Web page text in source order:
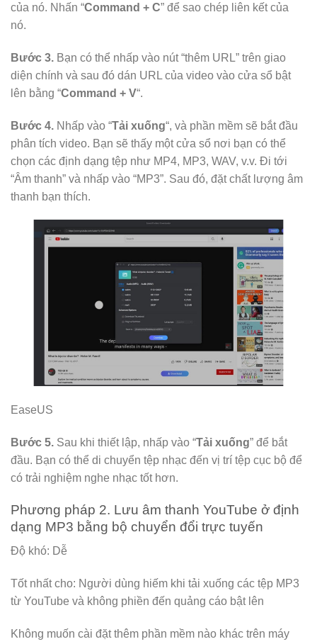
của nó. Nhấn “Command + C” để sao chép liên kết của
nó.
Bước 3. Bạn có thể nhấp vào nút “thêm URL” trên giao
diện chính và sau đó dán URL của video vào cửa sổ bật
lên bằng “Command + V“.
Bước 4. Nhấp vào “Tải xuống“, và phần mềm sẽ bắt đầu
phân tích video. Bạn sẽ thấy một cửa sổ nơi bạn có thể
chọn các định dạng tệp như MP4, MP3, WAV, v.v. Đi tới
“Âm thanh” và nhấp vào “MP3”. Sau đó, đặt chất lượng âm
thanh bạn thích.
EaseUS
Bước 5. Sau khi thiết lập, nhấp vào “Tải xuống” để bắt
đầu. Bạn có thể di chuyển tệp nhạc đến vị trí tệp cục bộ để
có trải nghiệm nghe nhạc tốt hơn.
Phương pháp 2. Lưu âm thanh YouTube ở định
dạng MP3 bằng bộ chuyển đổi trực tuyến
Độ khó: Dễ
Tốt nhất cho: Người dùng hiếm khi tải xuống các tệp MP3
từ YouTube và không phiền đến quảng cáo bật lên
Không muốn cài đặt thêm phần mềm nào khác trên máy